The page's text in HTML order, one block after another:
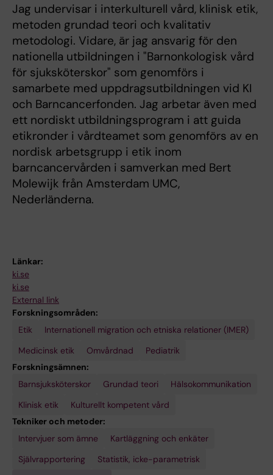
Jag undervisar i interkulturell vård, klinisk etik,
metoden grundad teori och kvalitativ
metodologi. Vidare, är jag ansvarig för den
nationella utbildningen i "Barnonkologisk vård
för sjuksköterskor" som genomförs i
samarbete med uppdragsutbildningen vid KI
och Barncancerfonden. Jag arbetar även med
ett nordiskt utbildningsprogram i att guida
etikronder i vårdteamet som genomförs av en
nordisk arbetsgrupp i etik inom
barncancervården i samverkan med Bert
Molewijk från Amsterdam UMC,
Nederländerna.
Länkar:
ki.se
ki.se
External link
Forskningsområden:
Etik
Internationell migration och etniska relationer (IMER)
Medicinsk etik
Omvårdnad
Pediatrik
Forskningsämnen:
Barnsjuksköterskor
Grundad teori
Hälsokommunikation
Klinisk etik
Kulturellt kompetent vård
Tekniker och metoder:
Intervjuer som ämne
Kartläggning och enkäter
Självrapportering
Statistik, icke-parametrisk